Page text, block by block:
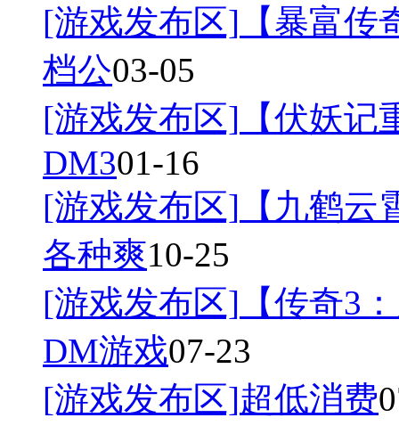
[游戏发布区] 【暴富
档公03-05
[游戏发布区] 【伏妖
DM301-16
[游戏发布区] 【九鹤
各种爽10-25
[游戏发布区] 【传奇3
DM游戏07-23
[游戏发布区]超低消费